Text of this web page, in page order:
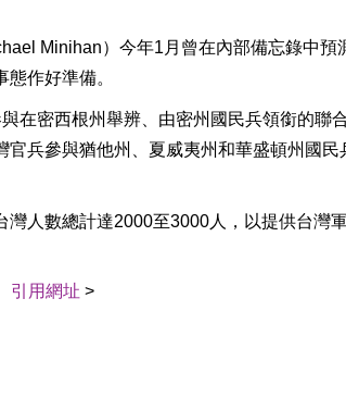
Minihan）今年1月曾在內部備忘錄中預
作好準備。
在密西根州舉辨、由密州國民兵領銜的聯
兵參與猶他州、夏威夷州和華盛頓州國
人數總計達2000至3000人，以提供台灣
引用網址 >